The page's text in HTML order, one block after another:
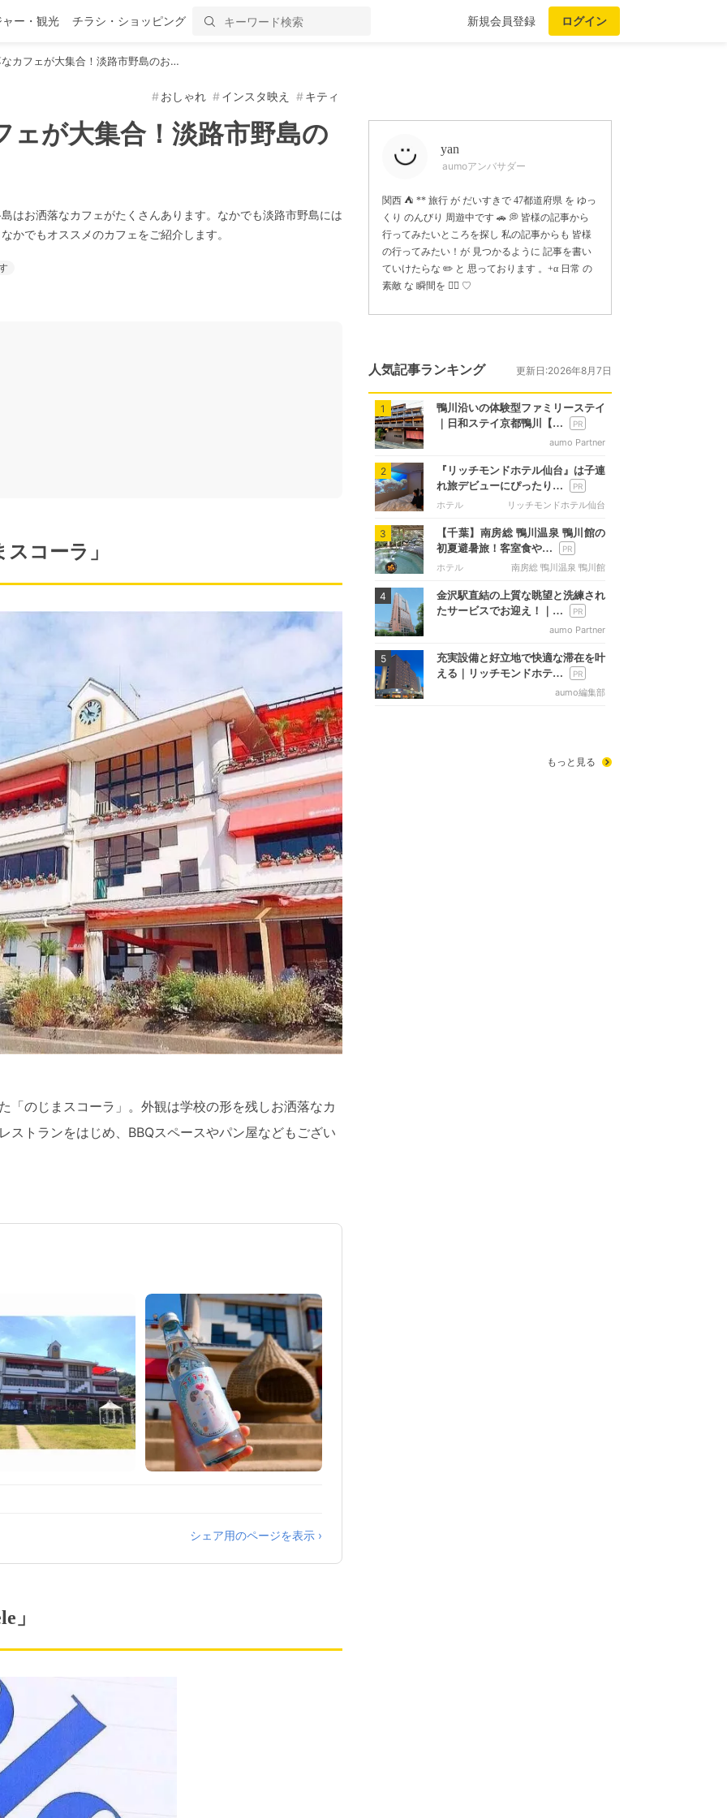
ー・観光 チラシ・ショッピング 新規会員登録 ログイン
カフェが大集合！淡路市野島のお…
おしゃれ インスタ映え キティ
ェが大集合！淡路市野島の
はお洒落なカフェがたくさんあります。なかでも淡路市野島には
かでもオススメのカフェをご紹介します。
コーラ」
「のじまスコーラ」。外観は学校の形を残しお洒落なカ
ストランをはじめ、BBQスペースやパン屋などもござい
シェア用のページを表示 ›
」
yan
aumoアンバサダー
関西 ⛺️ ** 旅行 が だいすきで 47都道府県 を ゆっ
くり のんびり 周遊中です 🚗 💭 皆様の記事から
行ってみたいところを探し 私の記事からも 皆様
の行ってみたい！が 見つかるように 記事を書い
ていけたらな ✏️ と 思っております 。+α 日常 の
素敵 な 瞬間を ◡̈⃝ ♡
人気記事ランキング 更新日:2026年8月7日
1
鴨川沿いの体験型ファミリーステイ
｜日和ステイ京都鴨川【…
aumo Partner
2
『リッチモンドホテル仙台』は子連
れ旅デビューにぴったり…
ホテル リッチモンドホテル仙台
3
【千葉】南房総 鴨川温泉 鴨川館の
初夏避暑旅！客室食や…
ホテル 南房総 鴨川温泉 鴨川館
4
金沢駅直結の上質な眺望と洗練され
たサービスでお迎え！｜…
aumo Partner
5
充実設備と好立地で快適な滞在を叶
える｜リッチモンドホテ…
aumo編集部
もっと見る